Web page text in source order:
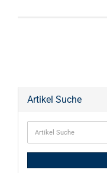
Artikel Suche